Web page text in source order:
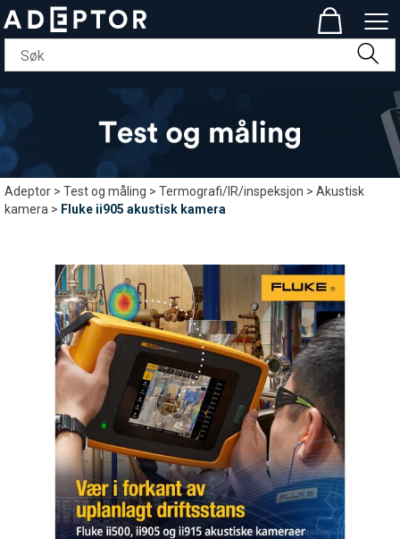
Adeptor>Test og måling>Termografi/IR/inspeksjon>Akustisk
kamera> Fluke ii905 akustisk kamera